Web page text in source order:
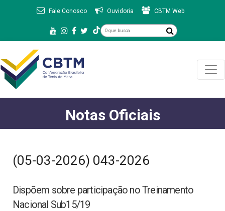
Fale Conosco Ouvidoria CBTM Web
Notas Oficiais
(05-03-2026) 043-2026
Dispõem sobre participação no Treinamento
Nacional Sub15/19